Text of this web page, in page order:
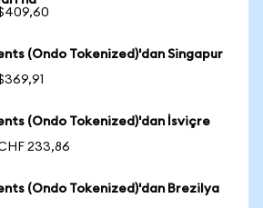
(Ondo Tokenized)'dan Singapur
(Ondo Tokenized)'dan İsviçre
233,86
(Ondo Tokenized)'dan Brezilya